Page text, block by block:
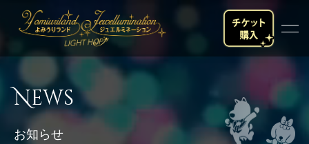
料金・チケット
営業時間・カレンダー
News
お知らせ